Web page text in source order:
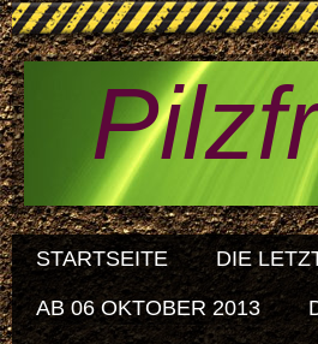
STARTSEITE DIE
AB 06 OKTOBER 2013